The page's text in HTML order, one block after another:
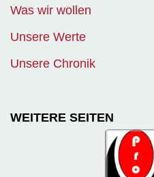
Was wir wollen
Unsere Werte
Unsere Chronik
WEITERE SEITEN